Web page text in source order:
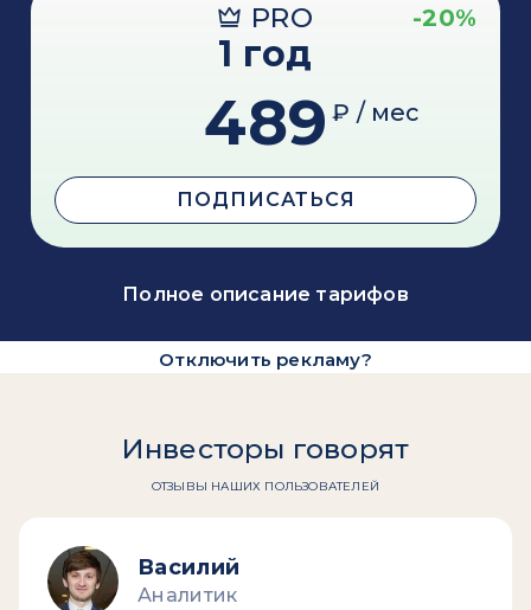
PRO -20%
1 год
489 ₽ / мес
ПОДПИСАТЬСЯ
Полное описание тарифов
Отключить рекламу?
Инвесторы говорят
ОТЗЫВЫ НАШИХ ПОЛЬЗОВАТЕЛЕЙ
Василий
Аналитик